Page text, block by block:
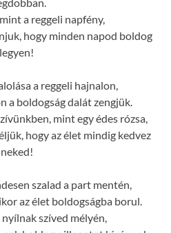
a reggeli napfény,
hogy minden napod boldog
legyen!
a reggeli hajnalon,
a boldogság dalát zengjük.
mint egy édes rózsa,
hogy az élet mindig kedvez
neked!
szalad a part mentén,
az élet boldogságba borul.
szíved mélyén,